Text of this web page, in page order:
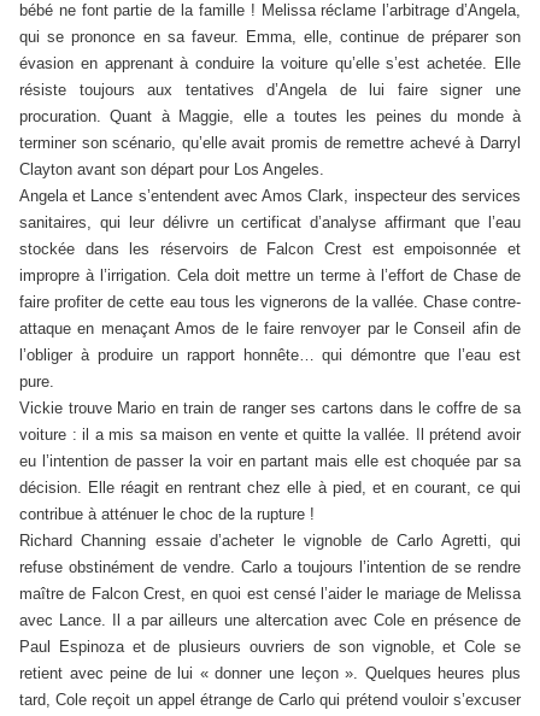
bébé ne font partie de la famille ! Melissa réclame l’arbitrage d’Angela,
qui se prononce en sa faveur. Emma, elle, continue de préparer son
évasion en apprenant à conduire la voiture qu’elle s’est achetée. Elle
résiste toujours aux tentatives d’Angela de lui faire signer une
procuration. Quant à Maggie, elle a toutes les peines du monde à
terminer son scénario, qu’elle avait promis de remettre achevé à Darryl
Clayton avant son départ pour Los Angeles.
Angela et Lance s’entendent avec Amos Clark, inspecteur des services
sanitaires, qui leur délivre un certificat d’analyse affirmant que l’eau
stockée dans les réservoirs de Falcon Crest est empoisonnée et
impropre à l’irrigation. Cela doit mettre un terme à l’effort de Chase de
faire profiter de cette eau tous les vignerons de la vallée. Chase contre-
attaque en menaçant Amos de le faire renvoyer par le Conseil afin de
l’obliger à produire un rapport honnête… qui démontre que l’eau est
pure.
Vickie trouve Mario en train de ranger ses cartons dans le coffre de sa
voiture : il a mis sa maison en vente et quitte la vallée. Il prétend avoir
eu l’intention de passer la voir en partant mais elle est choquée par sa
décision. Elle réagit en rentrant chez elle à pied, et en courant, ce qui
contribue à atténuer le choc de la rupture !
Richard Channing essaie d’acheter le vignoble de Carlo Agretti, qui
refuse obstinément de vendre. Carlo a toujours l’intention de se rendre
maître de Falcon Crest, en quoi est censé l’aider le mariage de Melissa
avec Lance. Il a par ailleurs une altercation avec Cole en présence de
Paul Espinoza et de plusieurs ouvriers de son vignoble, et Cole se
retient avec peine de lui « donner une leçon ». Quelques heures plus
tard, Cole reçoit un appel étrange de Carlo qui prétend vouloir s’excuser